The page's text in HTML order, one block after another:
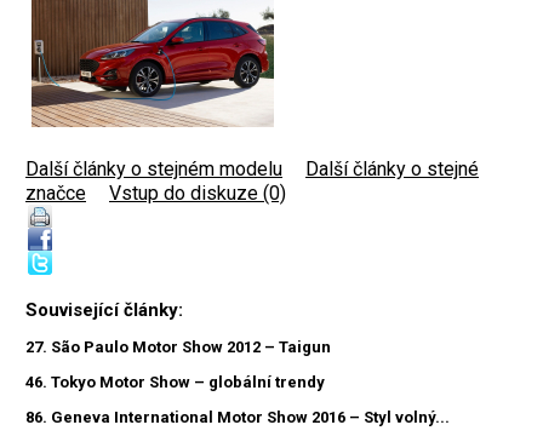
Další články o stejném modelu
Další články o stejné
značce
Vstup do diskuze (0)
Související články:
27. São Paulo Motor Show 2012 – Taigun
46. Tokyo Motor Show – globální trendy
86. Geneva International Motor Show 2016 – Styl volný...